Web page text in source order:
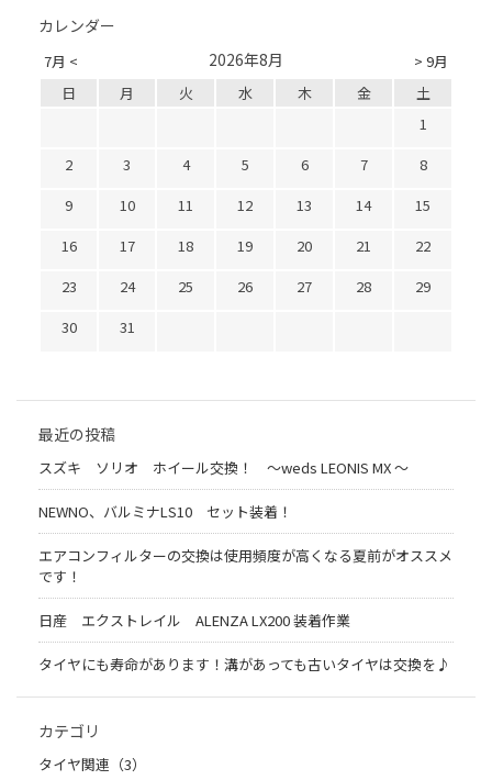
カレンダー
7月 < > 9月
2026年8月
日 月 火 水 木 金
土
1
2
3 4 5 6 7
8
9
10 11 12 13 14
15
16
17 18 19 20 21
22
23
24 25 26 27 28
29
30
31
最近の投稿
スズキ ソリオ ホイール交換！ 〜weds LEONIS MX 〜
NEWNO、バルミナLS10 セット装着！
エアコンフィルターの交換は使用頻度が高くなる夏前がオススメ
です！
日産 エクストレイル ALENZA LX200 装着作業
タイヤにも寿命があります！溝があっても古いタイヤは交換を♪
カテゴリ
タイヤ関連（3）